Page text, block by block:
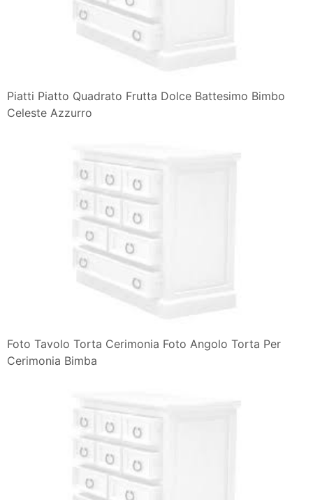
Piatti Piatto Quadrato Frutta Dolce Battesimo Bimbo
Celeste Azzurro
Foto Tavolo Torta Cerimonia Foto Angolo Torta Per
Cerimonia Bimba